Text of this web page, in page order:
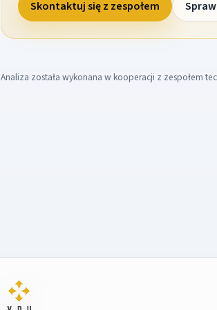
Skontaktuj się z zespołem
Analiza została wykonana w kooperacji z zespołem